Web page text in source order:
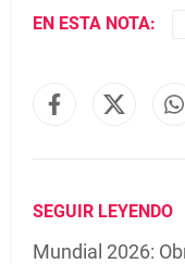
EN ESTA NOTA:
SEGUIR LEYENDO
Mundial 2026: